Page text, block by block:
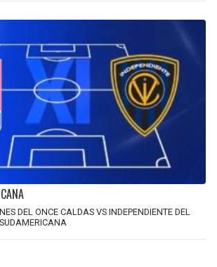
DEL ONCE CALDAS VS INDEPENDIENTE DEL